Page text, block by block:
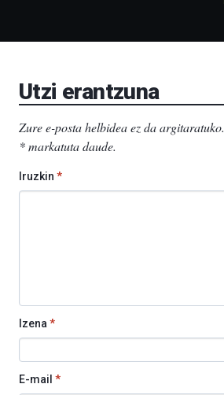
Utzi erantzuna
Zure e-posta helbidea ez da argitaratuko.
*markatuta daude.
Iruzkin *
Izena *
E-mail *